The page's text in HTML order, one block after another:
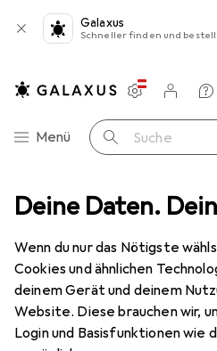
Deine Daten.
Wenn du nur das Nötigste
Cookies und ähnlichen
deinem Gerät und deinem
Website. Diese brauchen wir,
Login und Basisfunktionen wie
Galaxus
Schneller finden und
Navigation nach Kategorien
Menü Suche
Einstellungen
Kundenkonto
Vergleichslisten
Merklisten
Warenkorb
Haushalt
Koffer
Produkte Forum